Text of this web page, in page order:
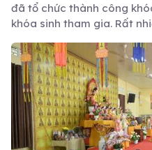
đã tổ chức thành công
khóa sinh tham gia. Rất